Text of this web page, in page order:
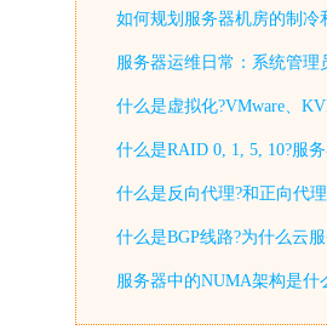
如何规划服务器机房的制冷
服务器运维日常：系统管理
什么是虚拟化?VMware、
什么是RAID 0, 1, 5, 10?服
什么是反向代理?和正向代
什么是BGP线路?为什么云
服务器中的NUMA架构是什